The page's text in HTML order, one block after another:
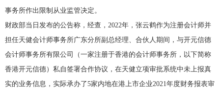
事务所作出限制从业监管决定。
财政部当日发布的公告称，经查，2022年，张云鹤作为注册会计师并
担任天健会计师事务所广东分所副总经理、合伙人期间，与开元信德
会计师事务所有限公司（一家注册于香港的会计师事务所，以下简称
香港开元信德）私自签署合作协议，在天健立项审批系统中未上报真
实的业务信息，实际承办了5家内地在港上市企业2021年度财务报表审